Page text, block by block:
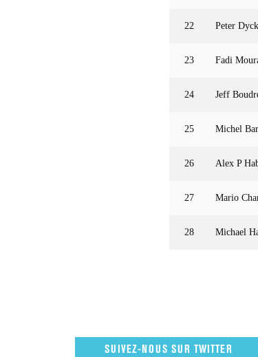
22 Peter
23 Fadi
24 Jeff
25 Michel
26 Alex P
27 Mario
28 Michael
SUIVEZ-NOUS SUR TWITTER